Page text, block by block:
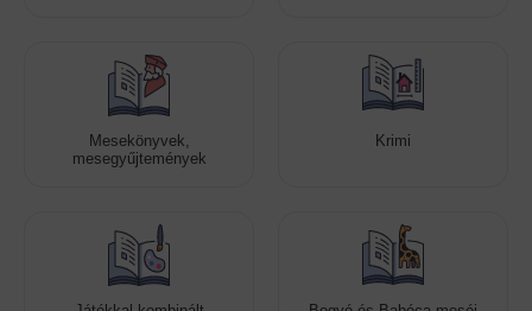
Mesekönyvek,
mesegyűjtemények
Krimi